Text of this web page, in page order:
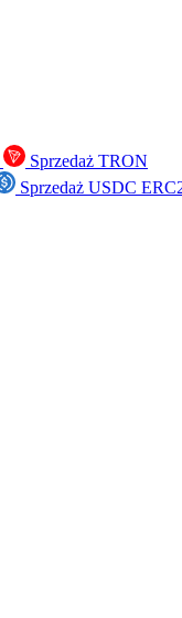
Sprzedaż TRON
Sprzedaż USDC